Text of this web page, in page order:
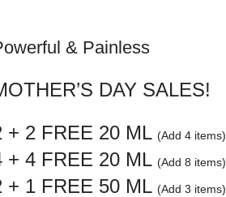
& Painless
DAY SALES!
+ 2 FREE 20 ML (Add 4 items)
+ 4 FREE 20 ML (Add 8 items)
+ 1 FREE 50 ML (Add 3 items)